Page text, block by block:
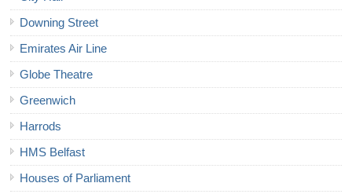
Downing Street
Emirates Air Line
Globe Theatre
Greenwich
Harrods
HMS Belfast
Houses of Parliament